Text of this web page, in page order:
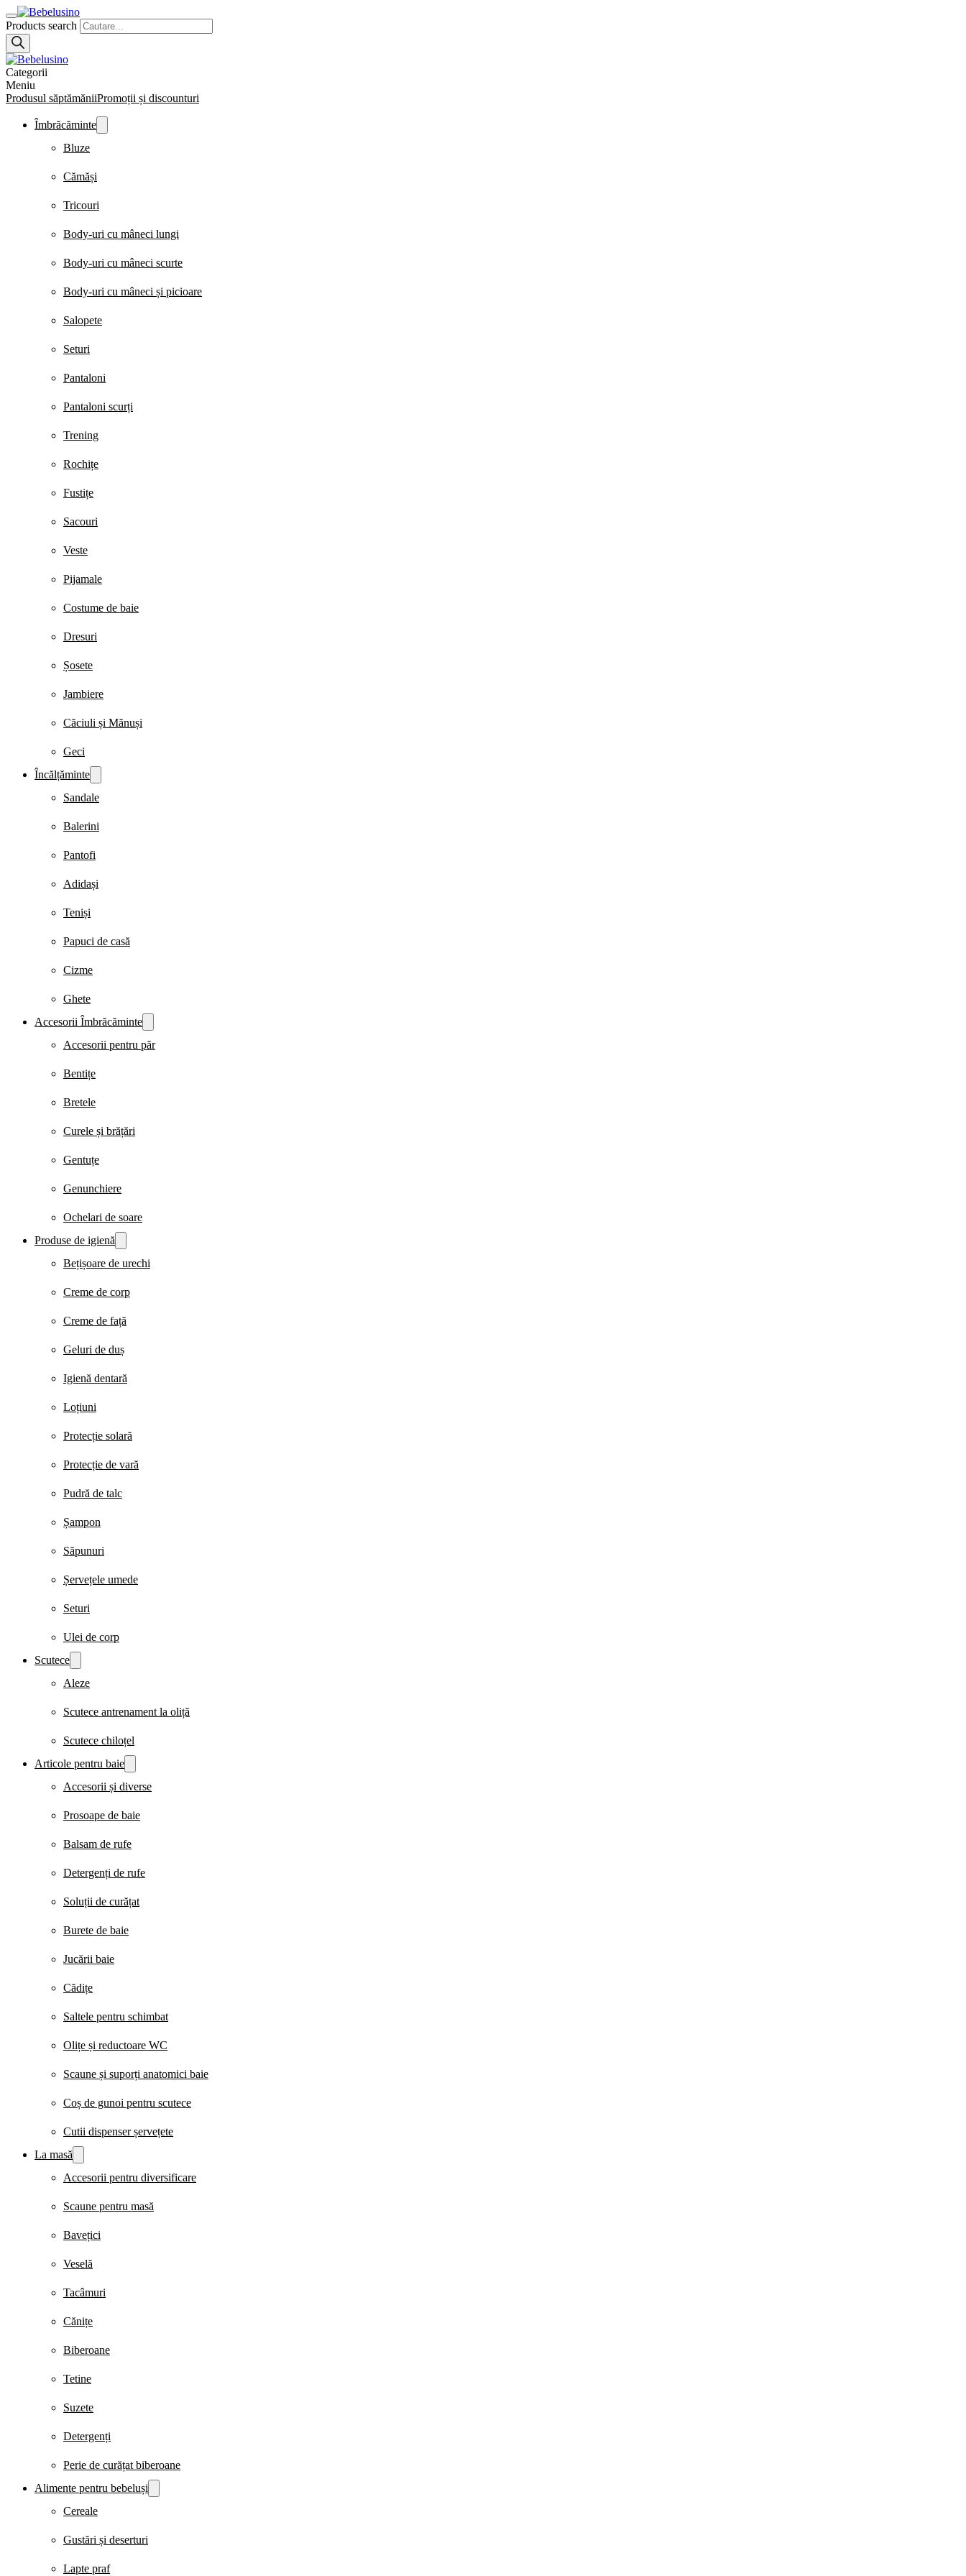
Products search
Categorii
Meniu
Produsul săptămăniiPromoții și discounturi
Îmbrăcăminte
Bluze
Cămăși
Tricouri
Body-uri cu mâneci lungi
Body-uri cu mâneci scurte
Body-uri cu mâneci și picioare
Salopete
Seturi
Pantaloni
Pantaloni scurți
Trening
Rochițe
Fustițe
Sacouri
Veste
Pijamale
Costume de baie
Dresuri
Șosete
Jambiere
Căciuli și Mănuși
Geci
Încălțăminte
Sandale
Balerini
Pantofi
Adidași
Teniși
Papuci de casă
Cizme
Ghete
Accesorii Îmbrăcăminte
Accesorii pentru păr
Bentițe
Bretele
Curele și brățări
Gentuțe
Genunchiere
Ochelari de soare
Produse de igienă
Bețișoare de urechi
Creme de corp
Creme de față
Geluri de duș
Igienă dentară
Loțiuni
Protecție solară
Protecție de vară
Pudră de talc
Șampon
Săpunuri
Șervețele umede
Seturi
Ulei de corp
Scutece
Aleze
Scutece antrenament la oliță
Scutece chiloțel
Articole pentru baie
Accesorii și diverse
Prosoape de baie
Balsam de rufe
Detergenți de rufe
Soluții de curățat
Burete de baie
Jucării baie
Cădițe
Saltele pentru schimbat
Olițe și reductoare WC
Scaune și suporți anatomici baie
Coș de gunoi pentru scutece
Cutii dispenser șervețete
La masă
Accesorii pentru diversificare
Scaune pentru masă
Bavețici
Veselă
Tacâmuri
Cănițe
Biberoane
Tetine
Suzete
Detergenți
Perie de curățat biberoane
Alimente pentru bebeluși
Cereale
Gustări și deserturi
Lapte praf